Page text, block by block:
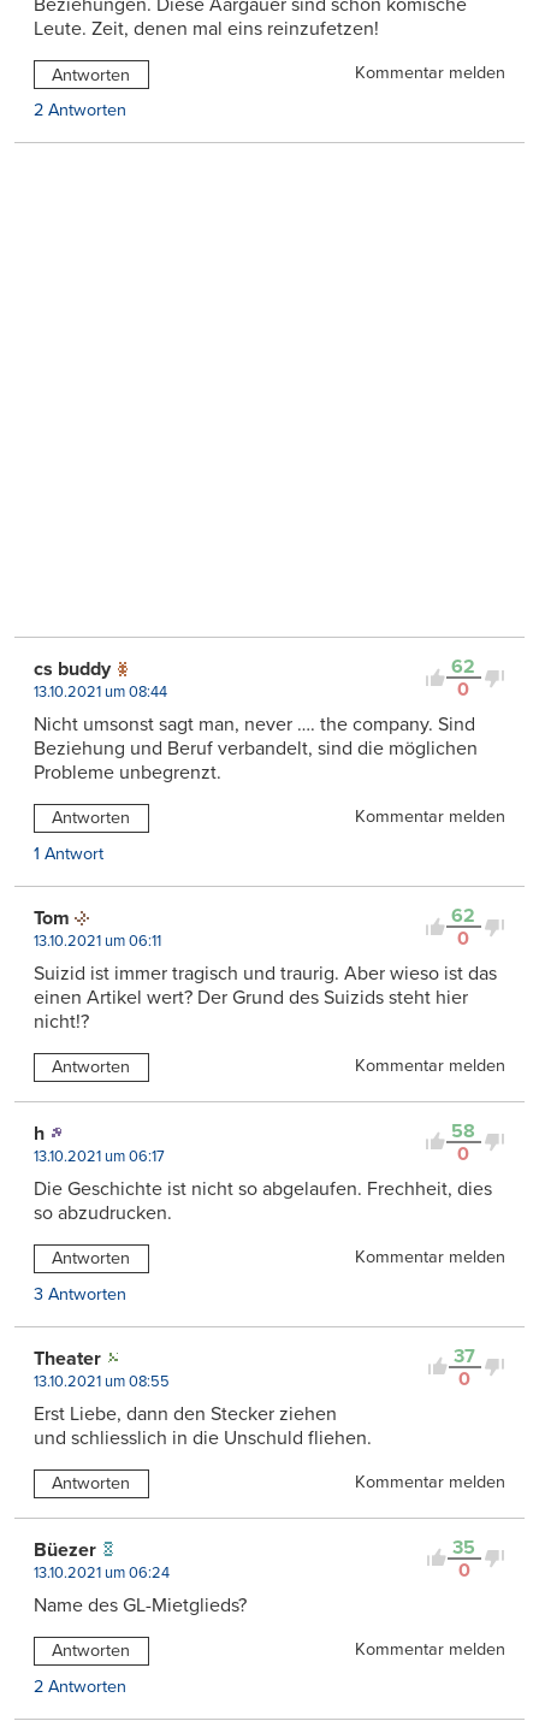
Beziehungen. Diese Aargauer sind schon komische
Leute. Zeit, denen mal eins reinzufetzen!
Antworten
Kommentar melden
2 Antworten
62
0
cs buddy
13.10.2021 um 08:44
Nicht umsonst sagt man, never …. the company. Sind
Beziehung und Beruf verbandelt, sind die möglichen
Probleme unbegrenzt.
Antworten
Kommentar melden
1 Antwort
62
0
Tom
13.10.2021 um 06:11
Suizid ist immer tragisch und traurig. Aber wieso ist das
einen Artikel wert? Der Grund des Suizids steht hier
nicht!?
Antworten Kommentar melden
58
0
h
13.10.2021 um 06:17
Die Geschichte ist nicht so abgelaufen. Frechheit, dies
so abzudrucken.
Antworten
Kommentar melden
3 Antworten
37
0
Theater
13.10.2021 um 08:55
Erst Liebe, dann den Stecker ziehen
und schliesslich in die Unschuld fliehen.
Antworten Kommentar melden
35
0
Büezer
13.10.2021 um 06:24
Name des GL-Mietglieds?
Antworten
Kommentar melden
2 Antworten